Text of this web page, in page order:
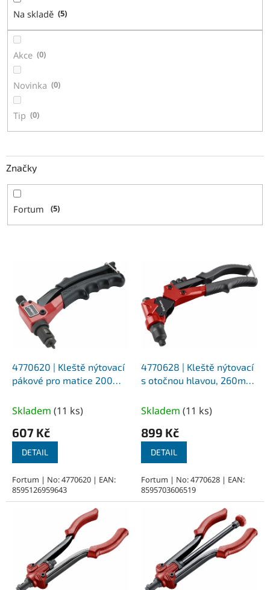
t
Na skladě 5
Akce 0
Novinka 0
Tip 0
Značky
Fortum 5
4770620 | Kleště nýtovací
pákové pro matice 200
M5-M6. 0,5 kg
Skladem (11 ks)
607 Kč
DETAIL
Fortum | No: 4770620 | EAN:
8595126959643
4770628 | Kleště nýtovací
s otočnou hlavou, 260mm,
matice M3-M6
Skladem (11 ks)
899 Kč
DETAIL
Fortum | No: 4770628 | EAN:
8595703606519